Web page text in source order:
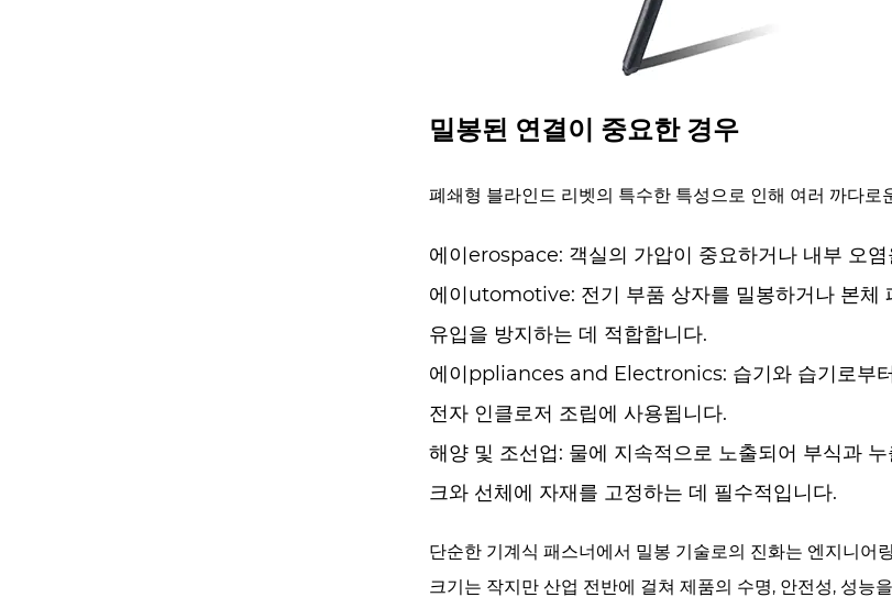
중
경
우
밀봉된 연결이 중요한 경우
폐쇄형 블라인드 리벳의 특수한 특성으로 인해 여러 까다
에이erospace: 객실의 가압이 중요하거나 내부 오
에이utomotive: 전기 부품 상자를 밀봉하거나 본체
유입을 방지하는 데 적합합니다.
에이ppliances and Electronics: 습기와 습기로부
전자 인클로저 조립에 사용됩니다.
해양 및 조선업: 물에 지속적으로 노출되어 부식과
크와 선체에 자재를 고정하는 데 필수적입니다.
단순한 기계식 패스너에서 밀봉 기술로의 진화는 엔지니어
크기는 작지만 산업 전반에 걸쳐 제품의 수명, 안전성, 성능